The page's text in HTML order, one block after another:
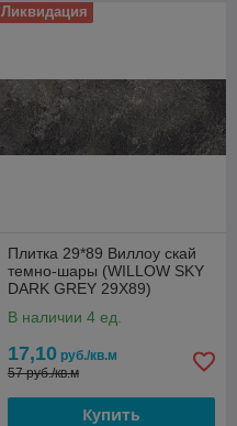
Ликвидация
Плитка 29*89 Виллоу скай
темно-шары (WILLOW SKY
DARK GREY 29X89)
В наличии 4 ед.
17,10 руб./кв.м
57 руб./кв.м
Купить